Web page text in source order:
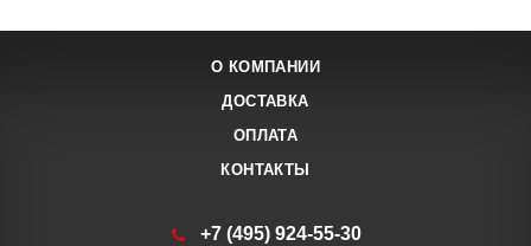
О КОМПАНИИ
ДОСТАВКА
ОПЛАТА
КОНТАКТЫ
+7 (495) 924-55-30